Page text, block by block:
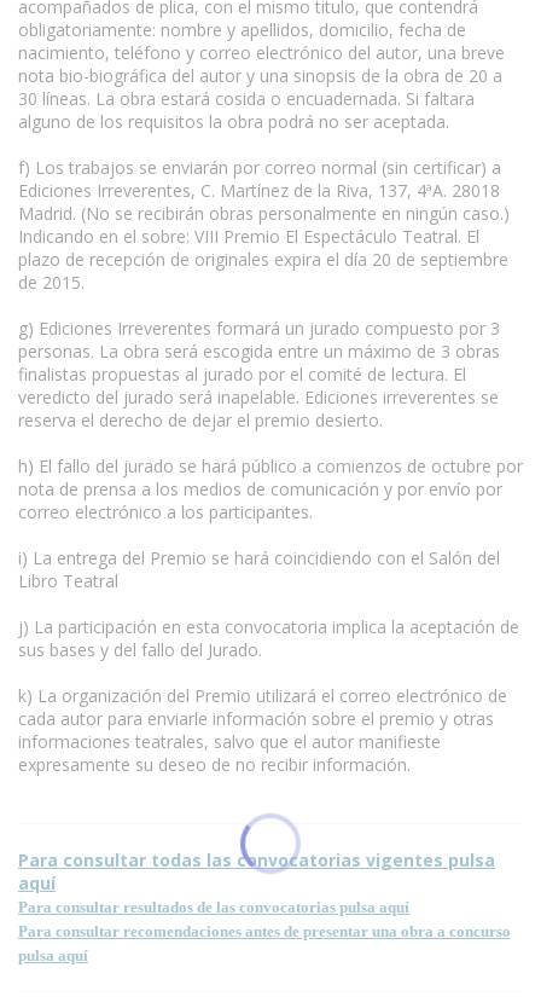
acompañados de plica, con el mismo titulo, que contendrá
obligatoriamente: nombre y apellidos, domicilio, fecha de
nacimiento, teléfono y correo electrónico del autor, una breve
nota bio-biográfica del autor y una sinopsis de la obra de 20 a
30 líneas. La obra estará cosida o encuadernada. Si faltara
alguno de los requisitos la obra podrá no ser aceptada.
f) Los trabajos se enviarán por correo normal (sin certificar) a
Ediciones Irreverentes, C. Martínez de la Riva, 137, 4ªA. 28018
Madrid. (No se recibirán obras personalmente en ningún caso.)
Indicando en el sobre: VIII Premio El Espectáculo Teatral. El
plazo de recepción de originales expira el día 20 de septiembre
de 2015.
g) Ediciones Irreverentes formará un jurado compuesto por 3
personas. La obra será escogida entre un máximo de 3 obras
finalistas propuestas al jurado por el comité de lectura. El
veredicto del jurado será inapelable. Ediciones irreverentes se
reserva el derecho de dejar el premio desierto.
h) El fallo del jurado se hará público a comienzos de octubre por
nota de prensa a los medios de comunicación y por envío por
correo electrónico a los participantes.
i) La entrega del Premio se hará coincidiendo con el Salón del
Libro Teatral
j) La participación en esta convocatoria implica la aceptación de
sus bases y del fallo del Jurado.
k) La organización del Premio utilizará el correo electrónico de
cada autor para enviarle información sobre el premio y otras
informaciones teatrales, salvo que el autor manifieste
expresamente su deseo de no recibir información.
Para consultar todas las convocatorias vigentes pulsa
aquí
Para consultar resultados de las convocatorias pulsa aquí
Para consultar recomendaciones antes de presentar una obra a concurso
pulsa aquí